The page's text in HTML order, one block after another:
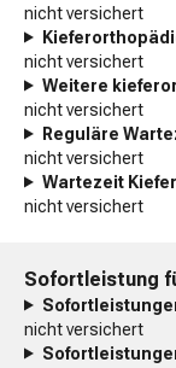
nicht versichert
nicht versichert
Weitere
nicht versichert
Reguläre
nicht versichert
Wartezeit
nicht versichert
Sofortleistung
nicht versichert